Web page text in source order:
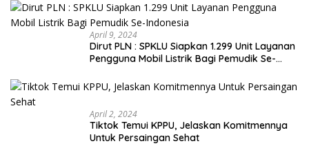
Pengawasan
April 9, 2024
Dirut PLN : SPKLU Siapkan 1.299 Unit Layanan
Pengguna Mobil Listrik Bagi Pemudik Se-
April 2, 2024
Tiktok Temui KPPU, Jelaskan Komitmennya
Untuk Persaingan Sehat